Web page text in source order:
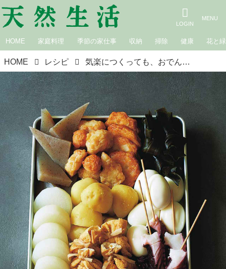
HOME 家庭料理 季節の家仕事 収納 掃除 健康 花と緑
HOME レシピ 気楽につくっても、おでんはおいしい！／枝元なほみさん｜おうち「おでん」のたのしみ